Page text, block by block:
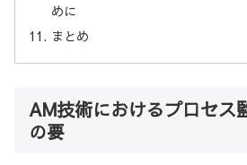
めに
まとめ
AM技術におけるプロセス
の要